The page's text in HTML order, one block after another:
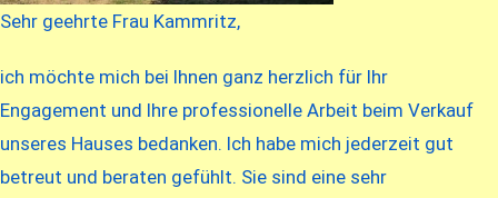
Sehr geehrte Frau Kammritz,
ich möchte mich bei Ihnen ganz herzlich für Ihr
Engagement und Ihre professionelle Arbeit beim Verkauf
unseres Hauses bedanken. Ich habe mich jederzeit gut
betreut und beraten gefühlt. Sie sind eine sehr